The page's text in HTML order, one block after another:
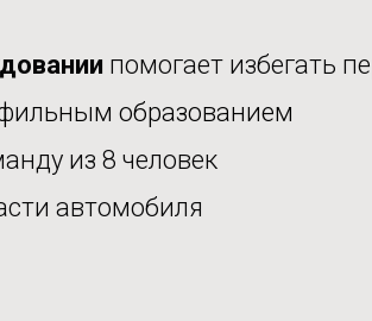
помогает избегать
образованием
из 8 человек
автомобиля